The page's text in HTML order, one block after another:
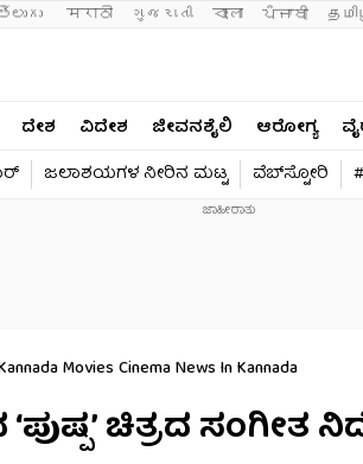
मराठी ગુજરાતી বাংলা ਪੰਜਾਬੀ
ದೇಶ ವಿದೇಶ ಜೀವನಶೈಲಿ ಆರೋಗ್ಯ
ಜಲಾಶಯಗಳ ನೀರಿನ ಮಟ್ಟ ವೆಬ್​ಸ್ಟೋರಿ
Movies Cinema News In Kannada
ಚಿತ್ರದ ಸಂಗೀತ